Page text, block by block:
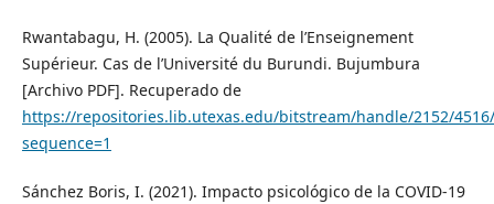
Rwantabagu, H. (2005). La Qualité de l’Enseignement
Supérieur. Cas de l’Université du Burundi. Bujumbura
[Archivo PDF]. Recuperado de
https://repositories.lib.utexas.edu/bitstream/handle/2152/
sequence=1
Sánchez Boris, I. (2021). Impacto psicológico de la COVID-19